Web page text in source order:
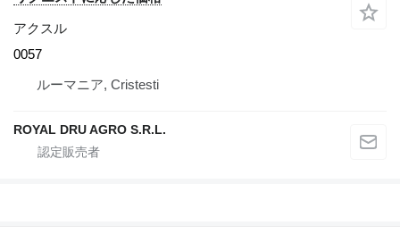
アクスル
0057
ルーマニア, Cristesti
ROYAL DRU AGRO S.R.L.